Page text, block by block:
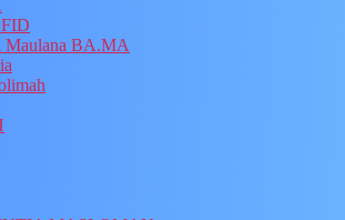
Maulana BA.MA